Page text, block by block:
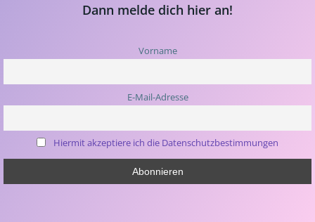
Dann melde dich hier an!
Vorname
E-Mail-Adresse
Hiermit akzeptiere ich die Datenschutzbestimmungen